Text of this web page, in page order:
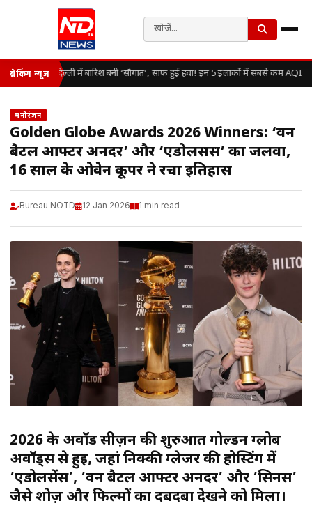
ब्रेकिंग न्यूज़ दिल्ली में बारिश बनी ‘सौगात’, साफ हुई हवा! इन 5 इलाकों में सबसे कम AQI
मनोरंजन
Golden Globe Awards 2026 Winners: ‘वन
बैटल आफ्टर अनदर’ और ‘एडोलसेंस’ का जलवा,
16 साल के ओवेन कूपर ने रचा इतिहास
Bureau NOTD 12 Jan 2026 1 min read
2026 के अवॉर्ड सीज़न की शुरुआत गोल्डन ग्लोब
अवॉर्ड्स से हुई, जहां निक्की ग्लेजर की होस्टिंग में
‘एडोलसेंस’, ‘वन बैटल आफ्टर अनदर’ और ‘सिनर्स’
जैसे शोज़ और फिल्मों का दबदबा देखने को मिला।